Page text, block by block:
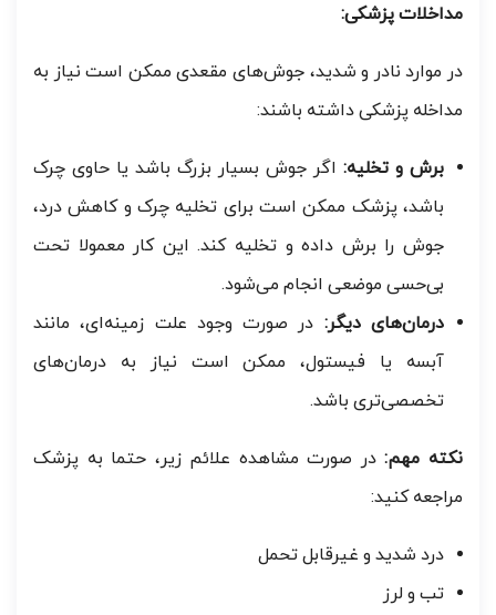
مداخلات پزشکی:
در موارد نادر و شدید، جوش‌های مقعدی ممکن است نیاز به
مداخله پزشکی داشته باشند:
برش و تخلیه: اگر جوش بسیار بزرگ باشد یا حاوی چرک
باشد، پزشک ممکن است برای تخلیه چرک و کاهش درد،
جوش را برش داده و تخلیه کند. این کار معمولا تحت
بی‌حسی موضعی انجام می‌شود.
درمان‌های دیگر: در صورت وجود علت زمینه‌ای، مانند
آبسه یا فیستول، ممکن است نیاز به درمان‌های
تخصصی‌تری باشد.
نکته مهم:در صورت مشاهده علائم زیر، حتما به پزشک
مراجعه کنید:
درد شدید و غیرقابل تحمل
تب و لرز